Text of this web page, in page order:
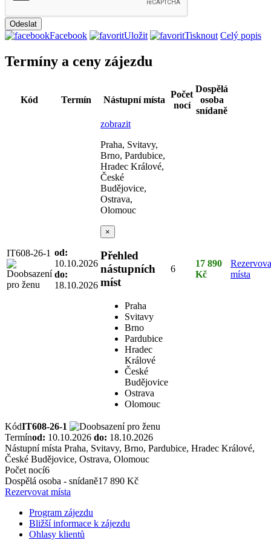
Facebook Uložit Tisknout Celý popis
Termíny a ceny zájezdu
Kód Termín Nástupní místa
Počet
nocí
Dospělá
osoba
snídaně
IT608-26-1 od:
10.10.2026
do:
18.10.2026
zobrazit
Praha, Svitavy,
Brno, Pardubice,
Hradec Králové,
České
Budějovice,
Ostrava,
Olomouc
×
Přehled
nástupních
míst
Praha
Svitavy
Brno
Pardubice
Hradec
Králové
České
Budějovice
Ostrava
Olomouc
6
17 890
Kč
místa
KódIT608-26-1
Termínod: 10.10.2026 do: 18.10.2026
Nástupní místa Praha, Svitavy, Brno, Pardubice, Hradec Králové,
České Budějovice, Ostrava, Olomouc
Počet nocí6
Dospělá osoba - snídaně17 890 Kč
Rezervovat místa
Program zájezdu
Bližší informace k zájezdu
Ohlasy klientů